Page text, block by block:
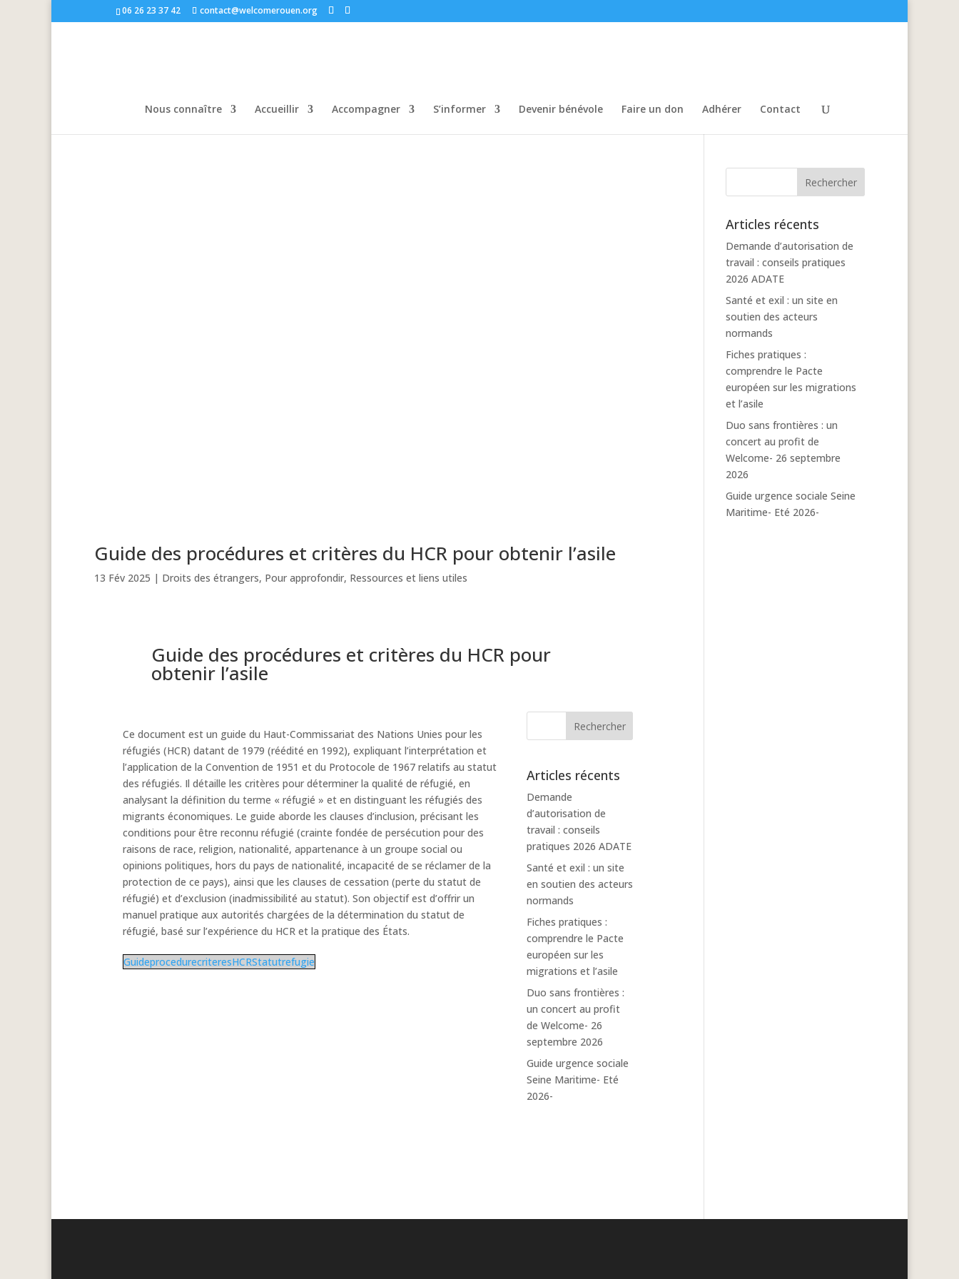
06 26 23 37 42 contact@welcomerouen.org
Nous connaître Accueillir Accompagner S’informer Devenir bénévole Faire un don Adhérer Contact
Guide des procédures et critères du HCR pour obtenir l’asile
13 Fév 2025 | Droits des étrangers, Pour approfondir, Ressources et liens utiles
Guide des procédures et critères du HCR pour
obtenir l’asile
Ce document est un guide du Haut-Commissariat des Nations Unies pour les
réfugiés (HCR) datant de 1979 (réédité en 1992), expliquant l’interprétation et
l’application de la Convention de 1951 et du Protocole de 1967 relatifs au statut
des réfugiés. Il détaille les critères pour déterminer la qualité de réfugié, en
analysant la définition du terme « réfugié » et en distinguant les réfugiés des
migrants économiques. Le guide aborde les clauses d’inclusion, précisant les
conditions pour être reconnu réfugié (crainte fondée de persécution pour des
raisons de race, religion, nationalité, appartenance à un groupe social ou
opinions politiques, hors du pays de nationalité, incapacité de se réclamer de la
protection de ce pays), ainsi que les clauses de cessation (perte du statut de
réfugié) et d’exclusion (inadmissibilité au statut). Son objectif est d’offrir un
manuel pratique aux autorités chargées de la détermination du statut de
réfugié, basé sur l’expérience du HCR et la pratique des États.
GuideprocedurecriteresHCRStatutrefugie
Articles récents
Demande
d’autorisation de
travail : conseils
pratiques 2026 ADATE
Santé et exil : un site
en soutien des acteurs
normands
Fiches pratiques :
comprendre le Pacte
européen sur les
migrations et l’asile
Duo sans frontières :
un concert au profit
de Welcome- 26
septembre 2026
Guide urgence sociale
Seine Maritime- Eté
2026-
Articles récents
Demande d’autorisation de
travail : conseils pratiques
2026 ADATE
Santé et exil : un site en
soutien des acteurs
normands
Fiches pratiques :
comprendre le Pacte
européen sur les migrations
et l’asile
Duo sans frontières : un
concert au profit de
Welcome- 26 septembre
2026
Guide urgence sociale Seine
Maritime- Eté 2026-